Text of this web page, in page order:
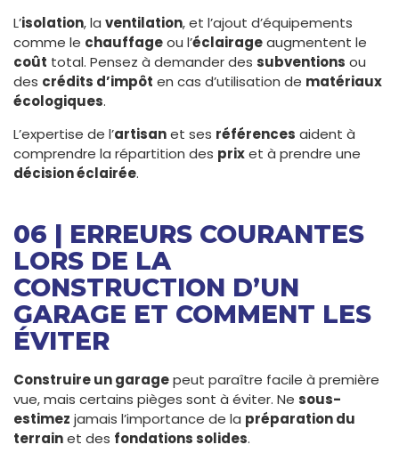
L’isolation, la ventilation, et l’ajout d’équipements
comme le chauffageou l’éclairageaugmentent le
coût total. Pensez à demander des subventions ou
des crédits d’impôt en cas d’utilisation de matériaux
écologiques.
L’expertise de l’artisanet ses références aident à
comprendre la répartition des prixet à prendre une
décision éclairée.
06 | ERREURS COURANTES
LORS DE LA
CONSTRUCTION D’UN
GARAGE ET COMMENT LES
ÉVITER
Construire un garagepeut paraître facile à première
vue, mais certains pièges sont à éviter. Ne sous-
estimez jamais l’importance de la préparation du
terrainet des fondations solides.